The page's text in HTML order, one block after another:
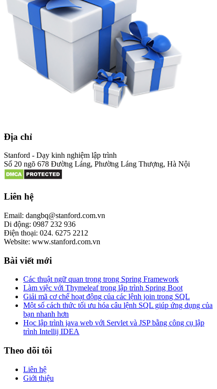
Địa chỉ
Stanford - Dạy kinh nghiệm lập trình
Số 20 ngõ 678 Đường Láng, Phường Láng Thượng, Hà Nội
Liên hệ
Email: dangbq@stanford.com.vn
Di động: 0987 232 936
Điện thoại: 024. 6275 2212
Website: www.stanford.com.vn
Bài viết mới
Các thuật ngữ quan trọng trong Spring Framework
Làm việc với Thymeleaf trong lập trình Spring Boot
Giải mã cơ chế hoạt động của các lệnh join trong SQL
Một số cách thức tối ưu hóa câu lệnh SQL giúp ứng dụng của
bạn nhanh hơn
Học lập trình java web với Servlet và JSP bằng công cụ lập
trình Intellij IDEA
Theo dõi tôi
Liên hệ
Giới thiệu